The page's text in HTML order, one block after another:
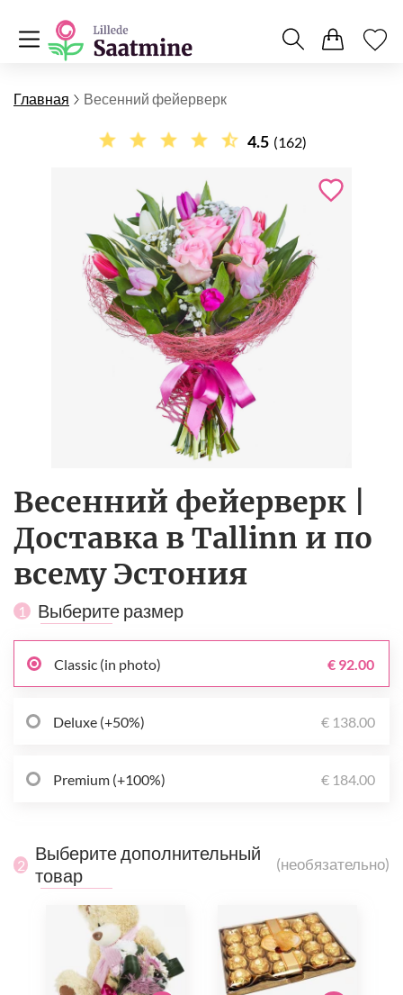
Главная Весенний фейерверк
4.5 (162)
Весенний фейерверк |
Доставка в Tallinn и по
всему Эстония
1 Выберите размер
Classic (in photo) € 92.00
Deluxe (+50%) € 138.00
Premium (+100%) € 184.00
2
Выберите дополнительный
товар
(необязательно)